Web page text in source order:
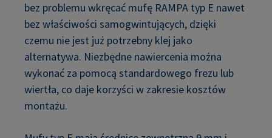
bez problemu wkręcać mufę RAMPA typ E nawet
bez właściwości samogwintujących, dzięki
czemu nie jest już potrzebny klej jako
alternatywa. Niezbędne nawiercenia można
wykonać za pomocą standardowego frezu lub
wiertła, co daje korzyści w zakresie kosztów
montażu.